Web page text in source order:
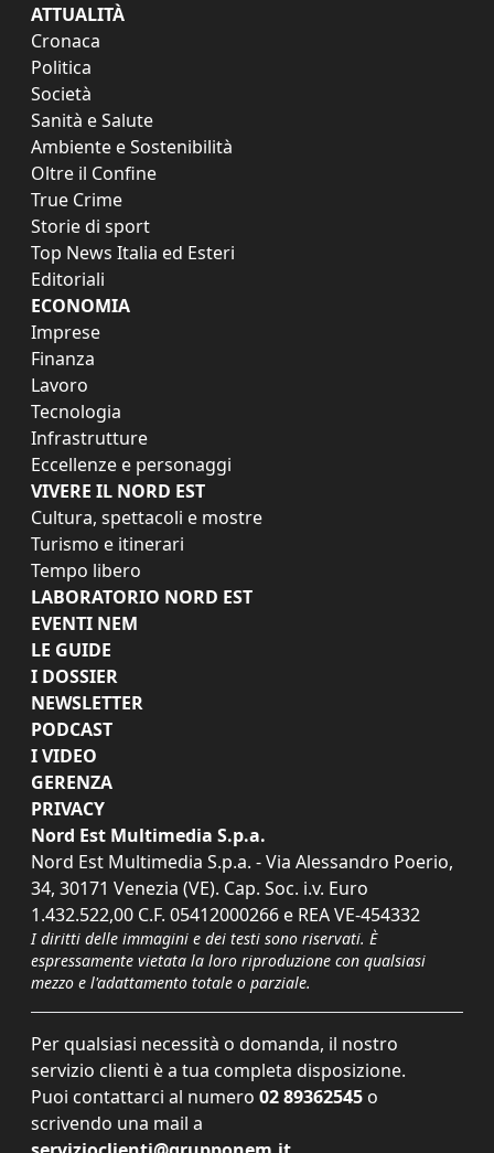
ATTUALITÀ
Cronaca
Politica
Società
Sanità e Salute
Ambiente e Sostenibilità
Oltre il Confine
True Crime
Storie di sport
Top News Italia ed Esteri
Editoriali
ECONOMIA
Imprese
Finanza
Lavoro
Tecnologia
Infrastrutture
Eccellenze e personaggi
VIVERE IL NORD EST
Cultura, spettacoli e mostre
Turismo e itinerari
Tempo libero
LABORATORIO NORD EST
EVENTI NEM
LE GUIDE
I DOSSIER
NEWSLETTER
PODCAST
I VIDEO
GERENZA
PRIVACY
Nord Est Multimedia S.p.a.
Nord Est Multimedia S.p.a. - Via Alessandro Poerio,
34, 30171 Venezia (VE). Cap. Soc. i.v. Euro
1.432.522,00 C.F. 05412000266 e REA VE-454332
I diritti delle immagini e dei testi sono riservati. È
espressamente vietata la loro riproduzione con qualsiasi
mezzo e l'adattamento totale o parziale.
Per qualsiasi necessità o domanda, il nostro
servizio clienti è a tua completa disposizione.
Puoi contattarci al numero 02 89362545 o
scrivendo una mail a